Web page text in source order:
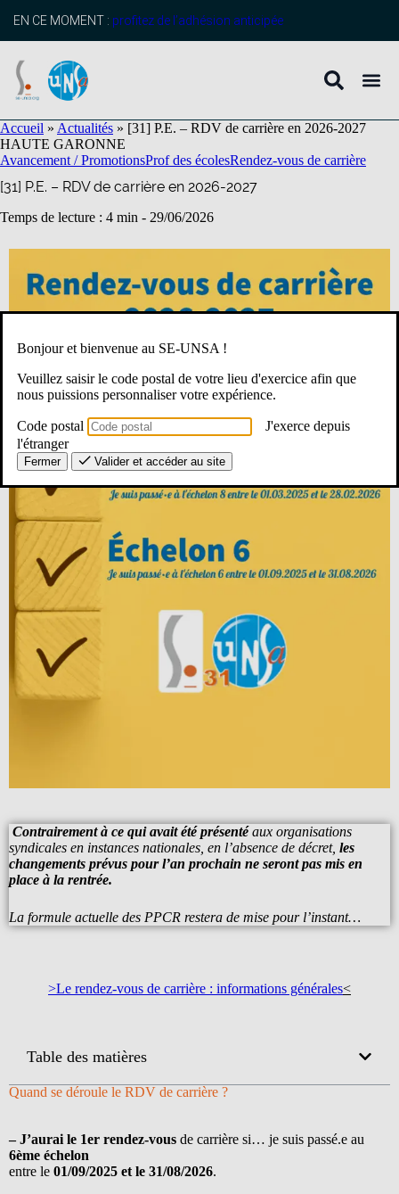
principal
EN CE MOMENT : profitez de l’adhésion anticipée
Accueil » Actualités » [31] P.E. – RDV de carrière en 2026-2027
HAUTE GARONNE
Avancement / PromotionsProf des écolesRendez-vous de carrière
[31] P.E. – RDV de carrière en 2026-2027
Temps de lecture : 4 min - 29/06/2026
Contrairement à ce qui avait été présentéaux organisations
syndicales en instances nationales, en l’absence de décret, les
changements prévus pour l’an prochain ne seront pas mis en
place à la rentrée.
La formule actuelle des PPCR restera de mise pour l’instant…
>Le rendez-vous de carrière : informations générales<
Table des matières
Quand se déroule le RDV de carrière ?
– J’aurai le 1er rendez-vous de carrière si… je suis passé.e au
6ème échelon
entre le 01/09/2025 et le 31/08/2026.
Bonjour et bienvenue au SE-UNSA !
Veuillez saisir le code postal de votre lieu d'exercice afin que
nous puissions personnaliser votre expérience.
Code postal
J'exerce depuis
l'étranger
Fermer Valider et accéder au site